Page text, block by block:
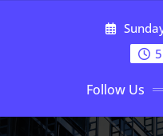
Follow Us